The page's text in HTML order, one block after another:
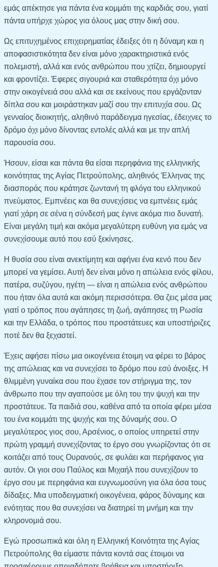
εμάς απέκτησε για πάντα ένα κομμάτι της καρδιάς σου, γιατί
πάντα υπήρχε χώρος για όλους μας στην δική σου.
Ως επιτυχημένος επιχειρηματίας έδειξες ότι η δύναμη και η
αποφασιστικότητα δεν είναι μόνο χαρακτηριστικά ενός
πολεμιστή, αλλά και ενός ανθρώπου που χτίζει, δημιουργεί
και φροντίζει. Έφερες σιγουριά και σταθερότητα όχι μόνο
στην οικογένειά σου αλλά και σε εκείνους που εργάζονταν
δίπλα σου και μοιράστηκαν μαζί σου την επιτυχία σου. Ως
γενναίος διοικητής, αληθινό παράδειγμα ηγεσίας, έδειχνες το
δρόμο όχι μόνο δίνοντας εντολές αλλά και με την απλή
παρουσία σου.
Ήσουν, είσαι και πάντα θα είσαι περηφάνια της ελληνικής
κοινότητας της Αγίας Πετρούπολης, αληθινός Έλληνας της
διασποράς που κράτησε ζωντανή τη φλόγα του ελληνικού
πνεύματος. Εμπνέεις και θα συνεχίσεις να εμπνέεις εμάς
γιατί χάρη σε σένα η σύνδεσή μας έγινε ακόμα πιο δυνατή.
Είναι μεγάλη τιμή και ακόμα μεγαλύτερη ευθύνη για εμάς να
συνεχίσουμε αυτό που εσύ ξεκίνησες.
Η θυσία σου είναι ανεκτίμητη και αφήνει ένα κενό που δεν
μπορεί να γεμίσει. Αυτή δεν είναι μόνο η απώλεια ενός φίλου,
πατέρα, συζύγου, ηγέτη — είναι η απώλεια ενός ανθρώπου
που ήταν όλα αυτά και ακόμη περισσότερα. Θα ζεις μέσα μας
γιατί ο τρόπος που αγάπησες τη ζωή, αγάπησες τη Ρωσία
και την Ελλάδα, ο τρόπος που προστάτευες και υποστήριζες
ποτέ δεν θα ξεχαστεί.
Έχεις αφήσει πίσω μια οικογένεια έτοιμη να φέρει το βάρος
της απώλειας και να συνεχίσει το δρόμο που εσύ άνοιξες. Η
θλιμμένη γυναίκα σου που έχασε τον στήριγμα της, τον
άνθρωπο που την αγαπούσε με όλη του την ψυχή και την
προστάτευε. Τα παιδιά σου, καθένα από τα οποία φέρει μέσα
του ένα κομμάτι της ψυχής και της δύναμής σου. Ο
μεγαλύτερος γιος σου, Αρσένιος, ο οποίος υπηρετεί στην
πρώτη γραμμή συνεχίζοντας το έργο σου γνωρίζοντας ότι σε
κοιτάζει από τους Ουρανούς, σε φυλάει και περήφανος για
αυτόν. Οι γιοι σου Παύλος και Μιχαήλ που συνεχίζουν το
έργο σου με περηφάνια και ευγνωμοσύνη για όλα όσα τους
δίδαξες. Μια υποδειγματική οικογένεια, φάρος δύναμης και
ενότητας που θα συνεχίσει να διατηρεί τη μνήμη και την
κληρονομιά σου.
Εγώ προσωπικά και όλη η Ελληνική Κοινότητα της Αγίας
Πετρούπολης θα είμαστε πάντα κοντά σας έτοιμοι να